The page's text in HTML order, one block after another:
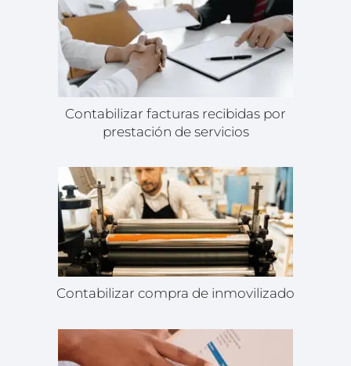
Contabilizar facturas recibidas por
prestación de servicios
Contabilizar compra de inmovilizado